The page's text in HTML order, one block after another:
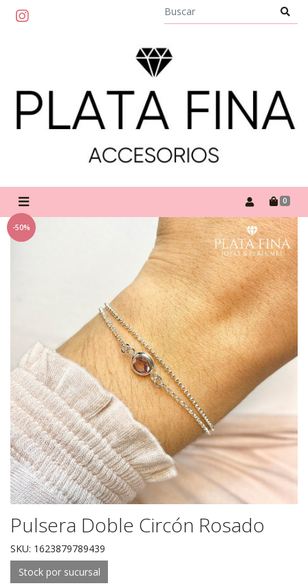
0
-50%
Pulsera Doble Circón Rosado
SKU: 1623879789439
Stock por sucursal